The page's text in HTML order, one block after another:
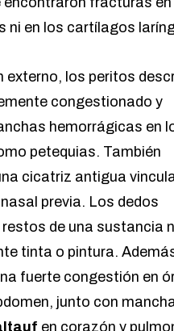
ni en los cartílagos
externo, los peritos
congestionado y
hemorrágicas en
petequias. También
cicatriz antigua
previa. Los dedos
de una sustancia
tinta o pintura.
fuerte congestión en
junto con
en corazón y